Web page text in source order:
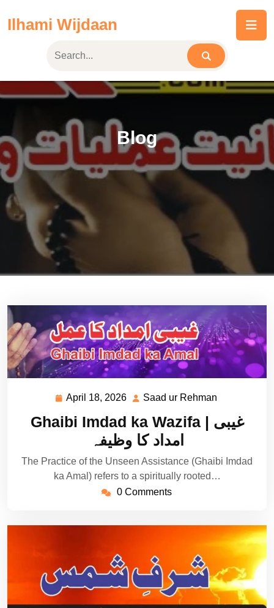
Ilhami Wijdaan
Blog
April 18, 2026 April
2026
Saad ur Rehman
Rehman
Ghaibi Imdad ka Wazifa | غیبی
امداد کا وظیفہ
The Practice of the Unseen Assistance (Ghaibi Imdad
ka Amal) refers to a spiritually rooted…
0 Comments